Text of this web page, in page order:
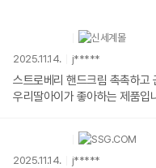
2025.11.14. j*****
스트로베리 핸드크림 촉촉하고
우리딸아이가 좋아하는 제품입
2025.11.14. j*****